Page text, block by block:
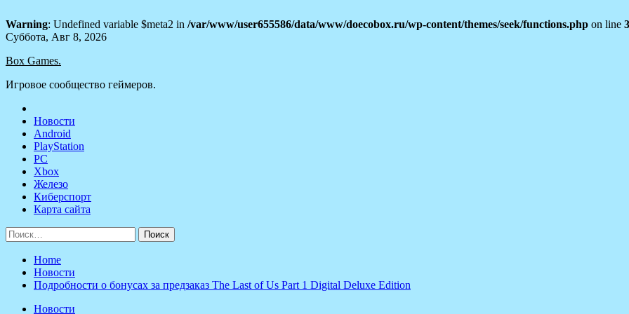
Warning: Undefined variable $meta2 in /var/www/user655586/data/www/doecobox.ru/wp-content/themes/seek/functions.php on line
Skip
content
Суббота, Авг 8, 2026
Box Games.
Игровое сообщество геймеров.
Новости
Android
PlayStation
PC
Xbox
Железо
Киберспорт
Карта сайта
Найти:
Home
Новости
Подробности о бонусах за предзаказ The Last of Us Part 1 Digital Deluxe Edition
Новости